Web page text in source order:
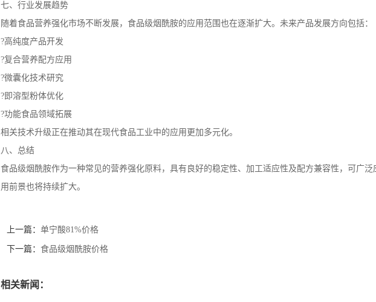
七、行业发展趋势
随着食品营养强化市场不断发展，食品级烟酰胺的应用范围也在逐渐扩大。未来产品发展方向包括：
?高纯度产品开发
?复合营养配方应用
?微囊化技术研究
?即溶型粉体优化
?功能食品领域拓展
相关技术升级正在推动其在现代食品工业中的应用更加多元化。
八、总结
食品级烟酰胺作为一种常见的营养强化原料，具有良好的稳定性、加工适应性及配方兼容性，可广
用前景也将持续扩大。
上一篇： 单宁酸81%价格
下一篇： 食品级烟酰胺价格
相关新闻：